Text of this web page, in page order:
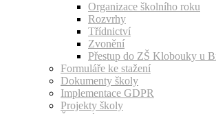
Organizace školního roku
Rozvrhy
Třídnictví
Zvonění
Přestup do ZŠ Klobouky u
Formuláře ke stažení
Dokumenty školy
Implementace GDPR
Projekty školy